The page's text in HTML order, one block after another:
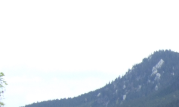
音楽の国ドイツ♪本場で名曲を聴
ドイツで過ごす☆伝統のクリスマ
2026年12月🌟バーデンバーデン
ベルリンフィル・ジルヴェスタ
夢のドイツハネムーン（新婚旅行）